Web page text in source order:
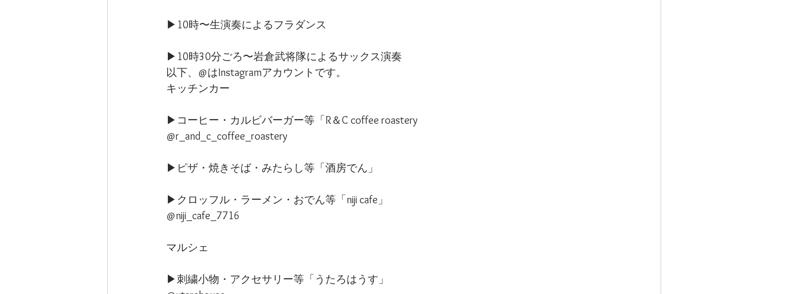
▶︎10時〜生演奏によるフラダンス
▶︎10時30分ごろ〜岩倉武将隊によるサックス演奏
以下、@はInstagramアカウントです。
キッチンカー
▶︎コーヒー・カルビバーガー等「R＆C coffee roastery
@r_and_c_coffee_roastery
▶︎ピザ・焼きそば・みたらし等「酒房でん」
▶︎クロッフル・ラーメン・おでん等「niji cafe」
@niji_cafe_7716
マルシェ
▶︎刺繍小物・アクセサリー等「うたろはうす」